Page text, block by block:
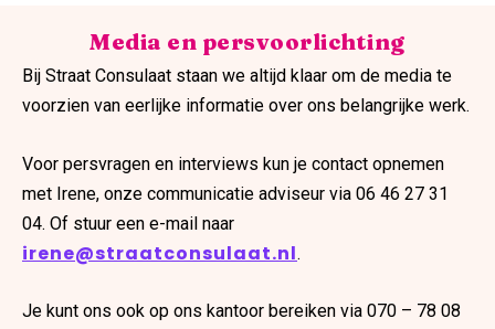
Media en persvoorlichting
Bij Straat Consulaat staan we altijd klaar om de media te
voorzien van eerlijke informatie over ons belangrijke werk.
Voor persvragen en interviews kun je contact opnemen
met Irene, onze communicatie adviseur via 06 46 27 31
04. Of stuur een e-mail naar
irene@straatconsulaat.nl.
Je kunt ons ook op ons kantoor bereiken via 070 – 78 08